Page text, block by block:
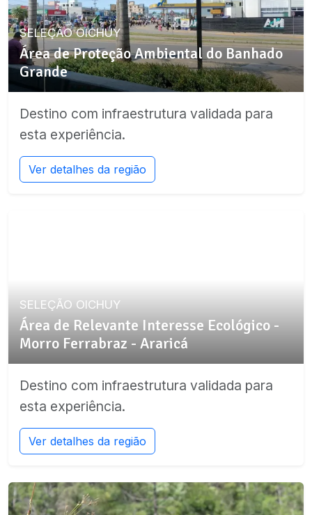
SELEÇÃO OICHUY
Área de Proteção Ambiental do Banhado
Grande
Destino com infraestrutura validada para
esta experiência.
Ver detalhes da região
SELEÇÃO OICHUY
Área de Relevante Interesse Ecológico -
Morro Ferrabraz - Araricá
Destino com infraestrutura validada para
esta experiência.
Ver detalhes da região